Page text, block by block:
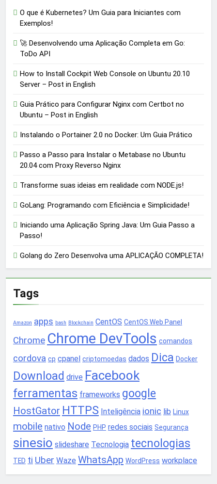
O que é Kubernetes? Um Guia para Iniciantes com
Exemplos!
🚀 Desenvolvendo uma Aplicação Completa em Go:
ToDo API
How to Install Cockpit Web Console on Ubuntu 20.10
Server – Post in English
Guia Prático para Configurar Nginx com Certbot no
Ubuntu – Post in English
Instalando o Portainer 2.0 no Docker: Um Guia Prático
Passo a Passo para Instalar o Metabase no Ubuntu
20.04 com Proxy Reverso Nginx
Transforme suas ideias em realidade com NODE.js!
GoLang: Programando com Eficiência e Simplicidade!
Iniciando uma Aplicação Spring Java: Um Guia Passo a
Passo!
Golang do Zero Desenvolva uma APLICAÇÃO COMPLETA!
Tags
Amazon apps bash Blockchain CentOS CentOS Web Panel
Chrome Chrome DevTools comandos
cordova cp cpanel criptomoedas dados Dica Docker
Download drive Facebook
ferramentas frameworks google
HostGator HTTPS Inteligência ionic lib Linux
mobile nativo Node PHP redes sociais Segurança
sinesio slideshare Tecnologia tecnologias
TED ti Uber Waze WhatsApp WordPress workplace